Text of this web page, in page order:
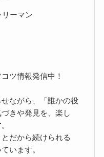
ーマン
ツ情報発信中！
ながら、「誰かの役
きや発見を、楽し
だから続けられる
います。